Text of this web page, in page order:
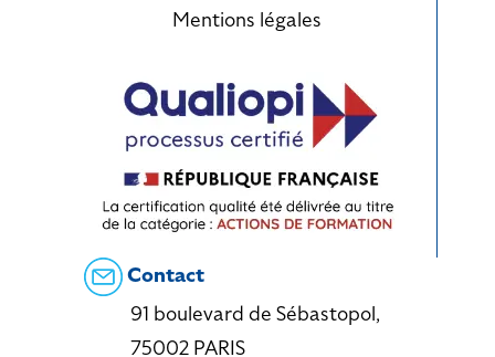
Mentions légales
Contact
91 boulevard de Sébastopol,
75002 PARIS